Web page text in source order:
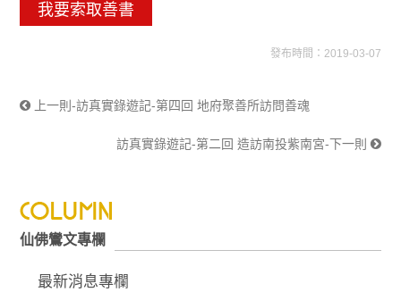
我要索取善書
發布時間：2019-03-07
上一則-訪真實錄遊記-第四回 地府聚善所訪問善魂
訪真實錄遊記-第二回 造訪南投紫南宮-下一則
仙佛鸞文專欄
最新消息專欄